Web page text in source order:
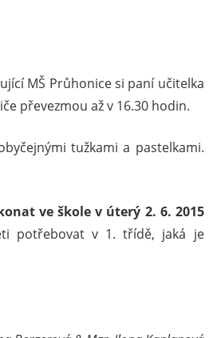
MŠ Průhonice si paní učitelka
převezmou až v 16.30 hodin.
tužkami a pastelkami.
ve škole v úterý 2. 6. 2015
potřebovat v 1. třídě, jaká je